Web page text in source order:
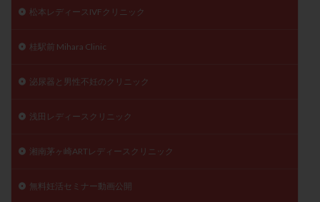
松本レディースIVFクリニック
桂駅前 Mihara Clinic
泌尿器と男性不妊のクリニック
浅田レディースクリニック
湘南茅ヶ崎ARTレディースクリニック
無料妊活セミナー動画公開